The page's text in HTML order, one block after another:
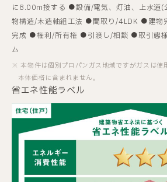
に8.00m接する
設備/電気、灯油、上水道
物構造/木造軸組工法 間取り/4LDK 建物
完成
権利/所有権 引渡し/相談 取引態
ム
本物件は個別プロパンガス地域ですがガスは使
本体価格に含まれません。
省エネ性能ラベル